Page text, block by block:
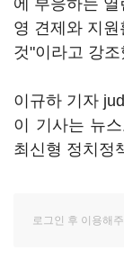
에 부응하는
영 견제와 지
것"이라고 강
이규하 기자
이 기사는 뉴
최신형 정치정